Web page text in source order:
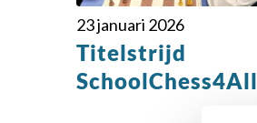
23 januari 2026
Titelstrijd
SchoolChess4All